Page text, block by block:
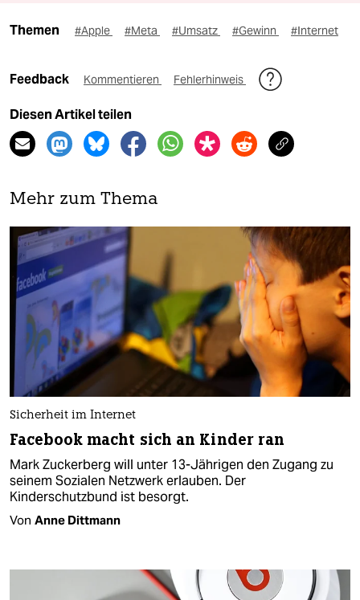
Themen #Apple #Meta #Umsatz #Gewinn #Internet
Feedback Kommentieren Fehlerhinweis
Diesen Artikel teilen
Mehr zum Thema
Sicherheit im Internet
Facebook macht sich an Kinder ran
Mark Zuckerberg will unter 13-Jährigen den Zugang zu
seinem Sozialen Netzwerk erlauben. Der
Kinderschutzbund ist besorgt.
Von Anne Dittmann